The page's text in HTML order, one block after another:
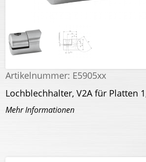
Artikelnummer: E5905xx
Lochblechhalter, V2A für Platten
Mehr Informationen